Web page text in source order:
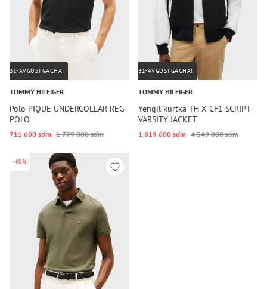
31-AVGUSTGACHA!
TOMMY HILFIGER
Polo PIQUE UNDERCOLLAR REG
POLO
711 600 so‘m 1 779 000 so‘m
31-AVGUSTGACHA!
TOMMY HILFIGER
Yengil kurtka TH X CF1 SCRIPT
VARSITY JACKET
1 819 600 so‘m 4 549 000 so‘m
-60%